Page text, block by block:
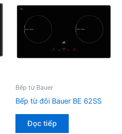
Bếp từ Bauer
Bếp từ đôi Bauer BE 62SS
Đọc tiếp